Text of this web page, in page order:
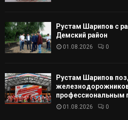
Рустам Шарипов с
Демский район
01.08.2026 0
Рустам Шарипов
профессиональным
01.08.2026 0